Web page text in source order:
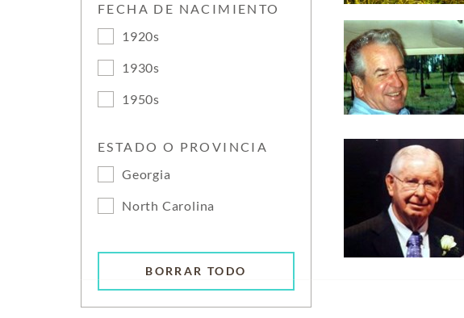
FECHA DE NACIMIENTO
1920s
1930s
1950s
ESTADO O PROVINCIA
Georgia
North Carolina
BORRAR TODO